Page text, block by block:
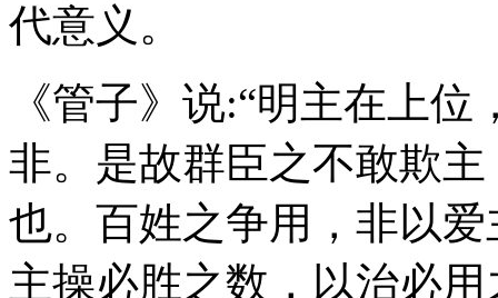
代意义。
《管子》说:“明主在上
非。是故群臣之不敢欺
也。百姓之争用，非以
主操必胜之数，以治必